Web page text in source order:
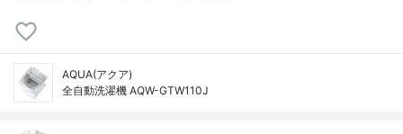
AQUA(アクア)
全自動洗濯機 AQW-GTW110J